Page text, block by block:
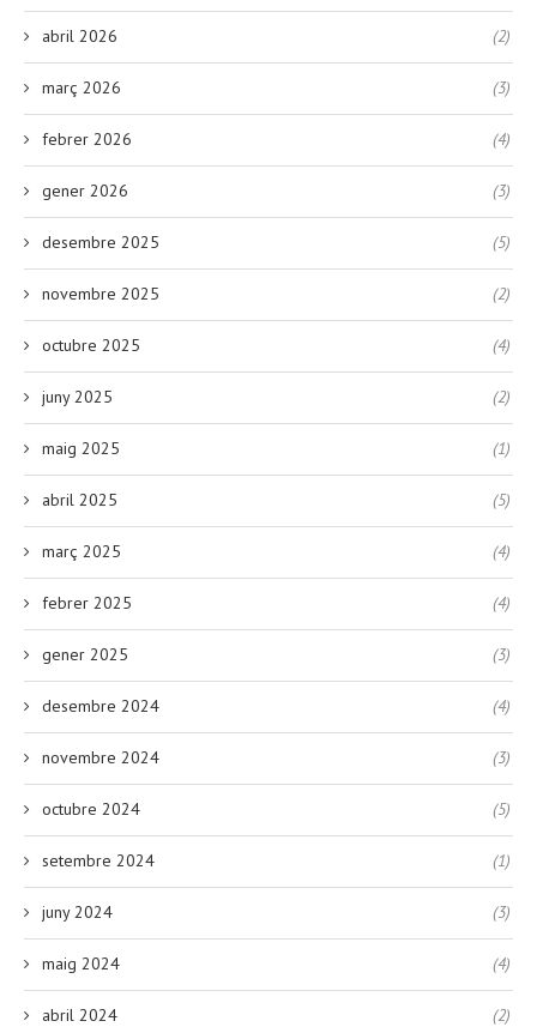
abril 2026 (2)
març 2026 (3)
febrer 2026 (4)
gener 2026 (3)
desembre 2025 (5)
novembre 2025 (2)
octubre 2025 (4)
juny 2025 (2)
maig 2025 (1)
abril 2025 (5)
març 2025 (4)
febrer 2025 (4)
gener 2025 (3)
desembre 2024 (4)
novembre 2024 (3)
octubre 2024 (5)
setembre 2024 (1)
juny 2024 (3)
maig 2024 (4)
abril 2024 (2)